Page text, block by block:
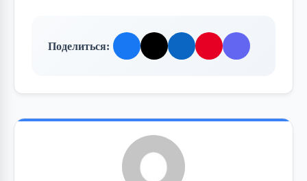
Поделиться: